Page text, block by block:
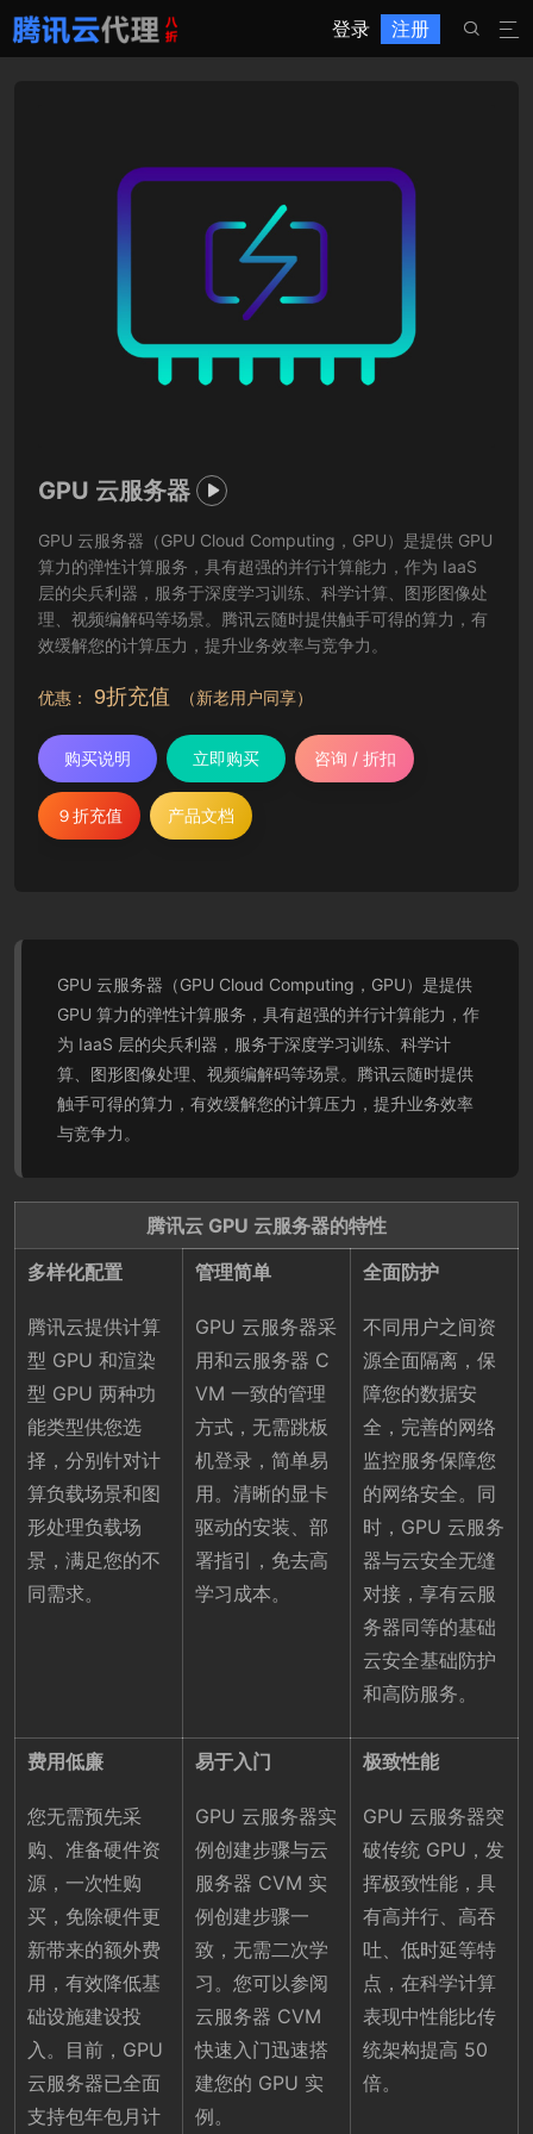
登录 注册 

GPU 云服务器 
GPU 云服务器（GPU Cloud Computing，GPU）是提供 GPU
算力的弹性计算服务，具有超强的并行计算能力，作为 IaaS
层的尖兵利器，服务于深度学习训练、科学计算、图形图像处
理、视频编解码等场景。腾讯云随时提供触手可得的算力，有
效缓解您的计算压力，提升业务效率与竞争力。
优惠： 9折充值 （新老用户同享）
购买说明 立即购买 咨询 / 折扣
９折充值 产品文档
GPU 云服务器（GPU Cloud Computing，GPU）是提供
GPU 算力的弹性计算服务，具有超强的并行计算能力，作
为 IaaS 层的尖兵利器，服务于深度学习训练、科学计
算、图形图像处理、视频编解码等场景。腾讯云随时提供
触手可得的算力，有效缓解您的计算压力，提升业务效率
与竞争力。
腾讯云 GPU 云服务器的特性
多样化配置
腾讯云提供计算
型 GPU 和渲染
型 GPU 两种功
能类型供您选
择，分别针对计
算负载场景和图
形处理负载场
景，满足您的不
同需求。
管理简单
GPU 云服务器采
用和云服务器 C
VM 一致的管理
方式，无需跳板
机登录，简单易
用。清晰的显卡
驱动的安装、部
署指引，免去高
学习成本。
全面防护
不同用户之间资
源全面隔离，保
障您的数据安
全，完善的网络
监控服务保障您
的网络安全。同
时，GPU 云服务
器与云安全无缝
对接，享有云服
务器同等的基础
云安全基础防护
和高防服务。
费用低廉
您无需预先采
购、准备硬件资
源，一次性购
买，免除硬件更
新带来的额外费
用，有效降低基
础设施建设投
入。目前，GPU
云服务器已全面
支持包年包月计
易于入门
GPU 云服务器实
例创建步骤与云
服务器 CVM 实
例创建步骤一
致，无需二次学
习。您可以参阅
云服务器 CVM
快速入门迅速搭
建您的 GPU 实
例。
极致性能
GPU 云服务器突
破传统 GPU，发
挥极致性能，具
有高并行、高吞
吐、低时延等特
点，在科学计算
表现中性能比传
统架构提高 50
倍。